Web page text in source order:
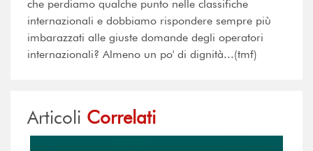
che perdiamo qualche punto nelle classifiche
internazionali e dobbiamo rispondere sempre più
imbarazzati alle giuste domande degli operatori
internazionali? Almeno un po' di dignità...(tmf)
Articoli Correlati